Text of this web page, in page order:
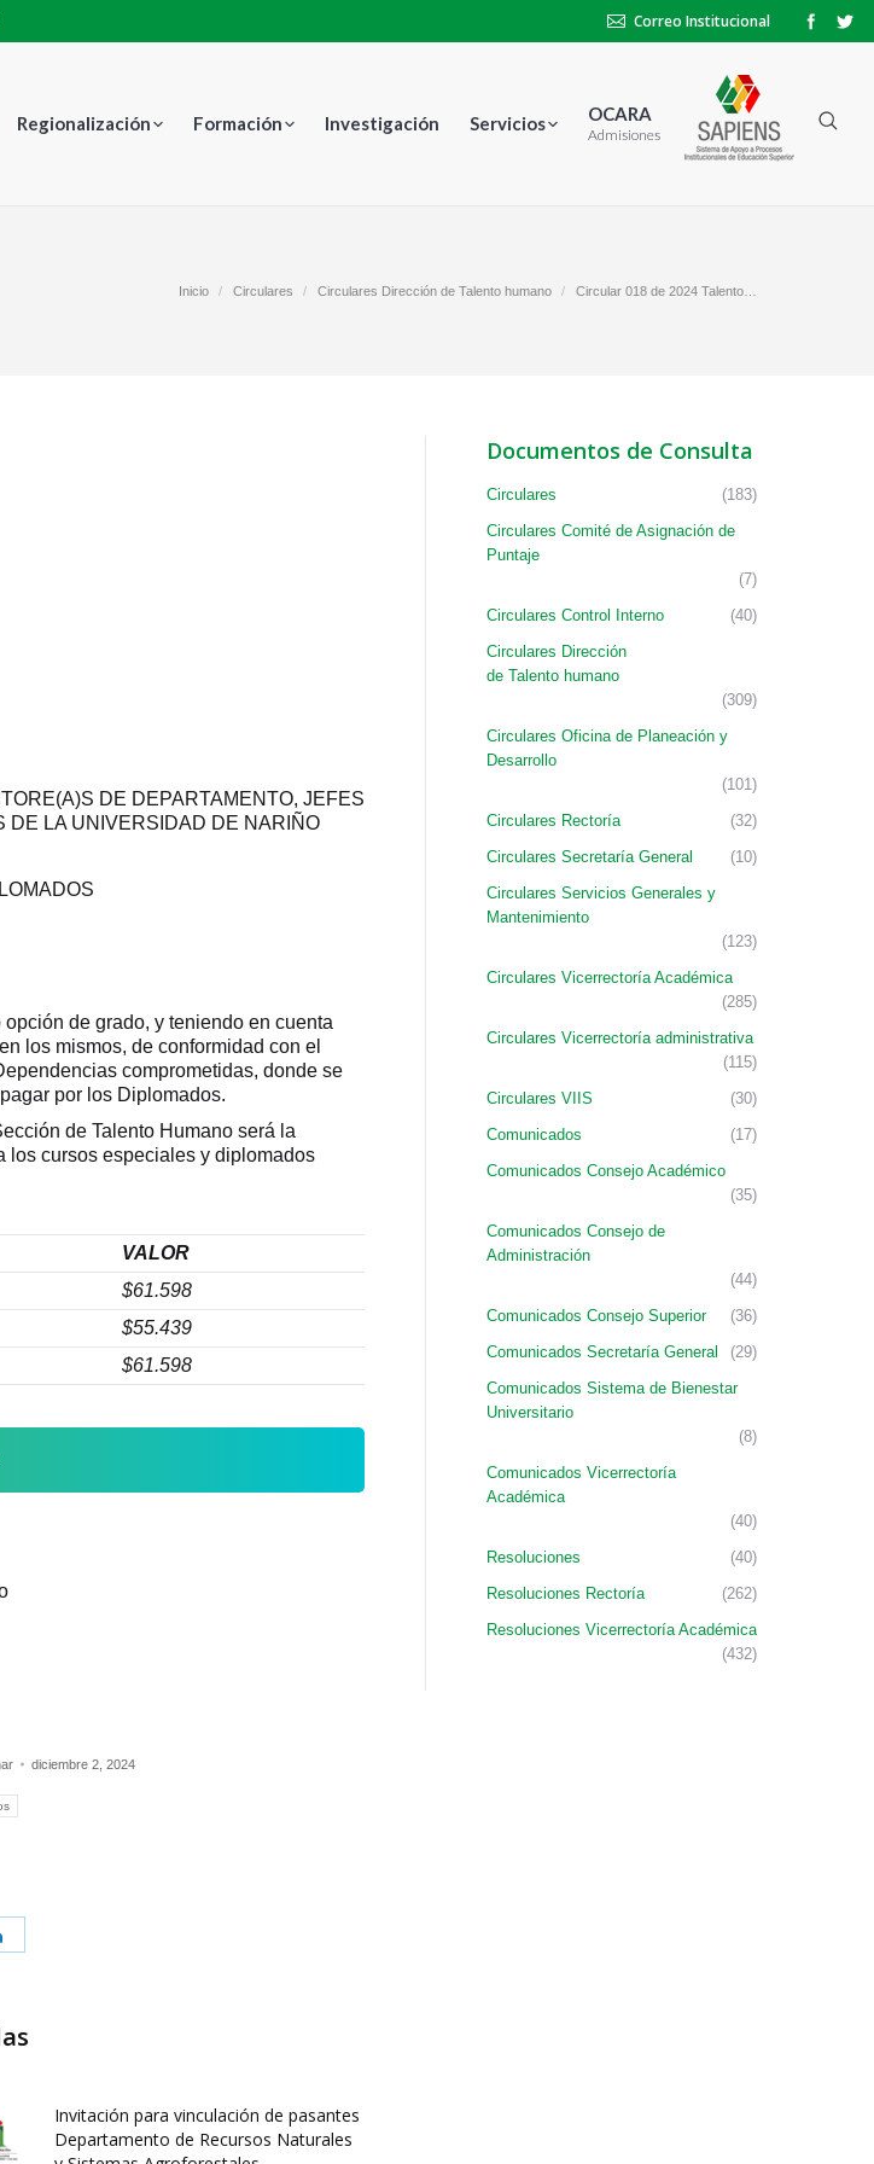
Correo Institucional
Regionalización Formación Investigación Servicios OCARA
Admisiones
Inicio Circulares Circulares Dirección de Talento humano Circular 018 de 2024 Talento…
DE DEPARTAMENTO, JEFES
DE LA UNIVERSIDAD DE NARIÑO
de grado, y teniendo en cuenta
los mismos, de conformidad con el
comprometidas, donde se
por los Diplomados.
de Talento Humano será la
los cursos especiales y diplomados
VALOR
$61.598
$55.439
$61.598
diciembre 2, 2024
Invitación para vinculación de pasantes
Departamento de Recursos Naturales
Documentos de Consulta
Circulares
(183)
Circulares Comité de Asignación de
Puntaje
(7)
Circulares Control Interno
(40)
Circulares Dirección
de Talento humano
(309)
Circulares Oficina de Planeación y
Desarrollo
(101)
Circulares Rectoría
(32)
Circulares Secretaría General
(10)
Circulares Servicios Generales y
Mantenimiento
(123)
Circulares Vicerrectoría Académica
(285)
Circulares Vicerrectoría administrativa
(115)
Circulares VIIS
(30)
Comunicados
(17)
Comunicados Consejo Académico
(35)
Comunicados Consejo de
Administración
(44)
Comunicados Consejo Superior
(36)
Comunicados Secretaría General
(29)
Comunicados Sistema de Bienestar
Universitario
(8)
Comunicados Vicerrectoría
Académica
(40)
Resoluciones
(40)
Resoluciones Rectoría
(262)
Resoluciones Vicerrectoría Académica
(432)